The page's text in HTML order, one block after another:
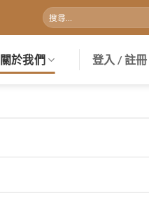
搜
尋
關
字:
關於我們 登入 / 註冊